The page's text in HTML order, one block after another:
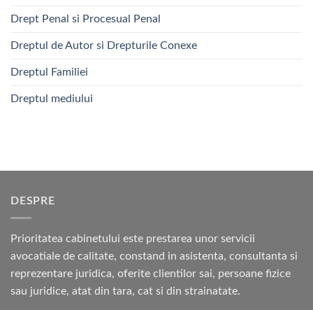
Drept Penal si Procesual Penal
Dreptul de Autor si Drepturile Conexe
Dreptul Familiei
Dreptul mediului
DESPRE
Prioritatea cabinetului este prestarea unor servicii
avocatiale de calitate, constand in asistenta, consultanta si
reprezentare juridica, oferite clientilor sai, persoane fizice
sau juridice, atat din tara, cat si din strainatate.